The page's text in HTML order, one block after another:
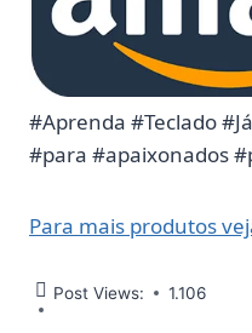
#Aprenda #Teclado
#para #apaixonados
Para mais produtos
Post Views: 1.106